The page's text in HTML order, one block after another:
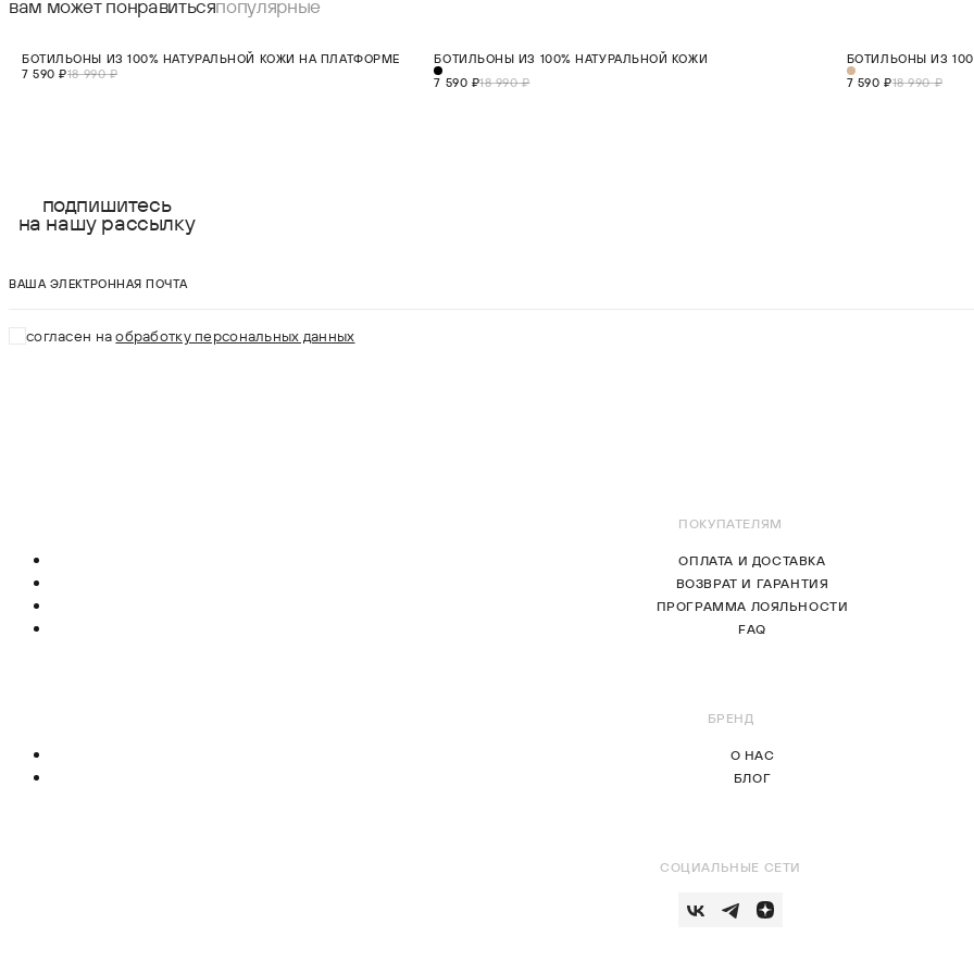
вам может понравитьсяпопулярные
36 37 38 39 40 41
БОТИЛЬОНЫ ИЗ 100% НАТУРАЛЬНОЙ КОЖИ НА ПЛАТФОРМЕ
7 590 ₽18 990 ₽
37 38 39 40 41
БОТИЛЬОНЫ ИЗ 100% НАТУРАЛЬНОЙ КОЖИ
7 590 ₽18 990 ₽
БОТИЛЬОНЫ ИЗ
7 590 ₽18 990 ₽
подпишитесь
на нашу рассылку
согласен наобработку персональных данных
СОЦИАЛЬНЫЕ СЕТИ
ПОКУПАТЕЛЯМ
ОПЛАТА И ДОСТАВКА
ВОЗВРАТ И ГАРАНТИЯ
ПРОГРАММА ЛОЯЛЬНОСТИ
FAQ
БРЕНД
О НАС
БЛОГ